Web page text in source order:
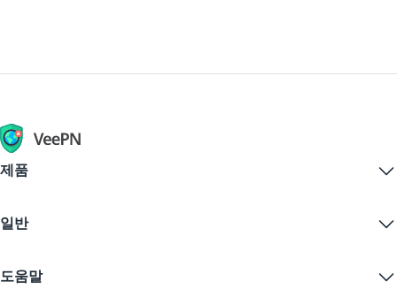
제품
VPN for macOS
iOS VPN
일반
VPN 다운로드
도움말